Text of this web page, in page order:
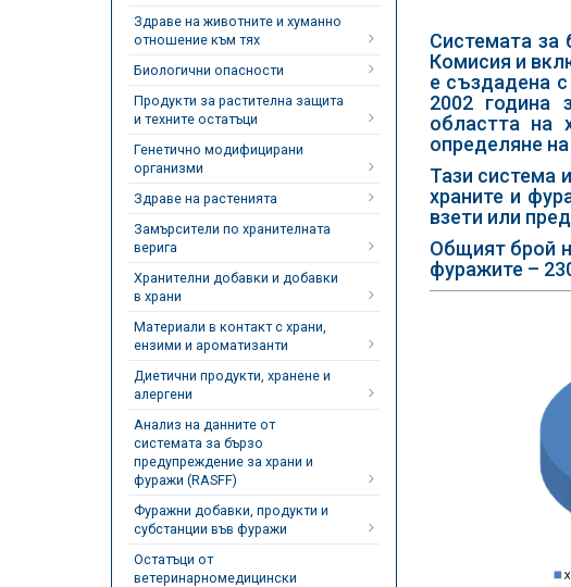
Здраве на животните и хуманно
отношение към тях
Биологични опасности
Продукти за растителна защита
и техните остатъци
Генетично модифицирани
организми
Здраве на растенията
Замърсители по хранителната
верига
Хранителни добавки и добавки
в храни
Материали в контакт с храни,
ензими и ароматизанти
Диетични продукти, хранене и
алергени
Анализ на данните от
системата за бързо
предупреждение за храни и
фуражи (RASFF)
Фуражни добавки, продукти и
субстанции във фуражи
Остатъци от
ветеринарномедицински
Системата за
Комисия и
е създадена
2002 година
областта на
определяне
Тази система
храните и
взети или
Общият брой
фуражите –